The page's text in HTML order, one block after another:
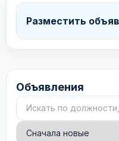
Разместить
Объявления
Поиск объявлений
Сортировка